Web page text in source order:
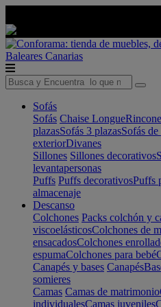
Baleares Canarias
Sofás
Sofás Chaise Longue
plazasSofás 3 plazasSofás de
exteriorDivanes
Sillones Sillones decorativos
levantapersonas
Puffs Puffs decorativosPuffs
almacenaje
Descanso
Colchones Packs colchón y
viscoelásticosColchones de
ensacadosColchones
espumaColchones para bebé
Canapés y bases Canapés
somieres
Camas Camas de matrimonio
individualesCamas juveniles